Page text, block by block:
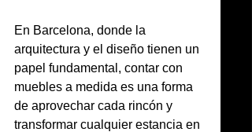
En Barcelona, donde la
arquitectura y el diseño tienen un
papel fundamental, contar con
muebles a medida es una forma
de aprovechar cada rincón y
transformar cualquier estancia en